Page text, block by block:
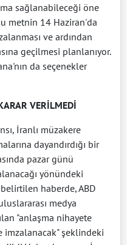
sağlanabileceği öne
metnin 14 Haziran'da
ve ardından
geçilmesi planlanıyor.
da seçenekler
VERİLMEDİ
İranlı müzakere
dayandırdığı bir
pazar günü
yönündeki
belirtilen haberde, ABD
medya
"anlaşma nihayete
imzalanacak" şeklindeki